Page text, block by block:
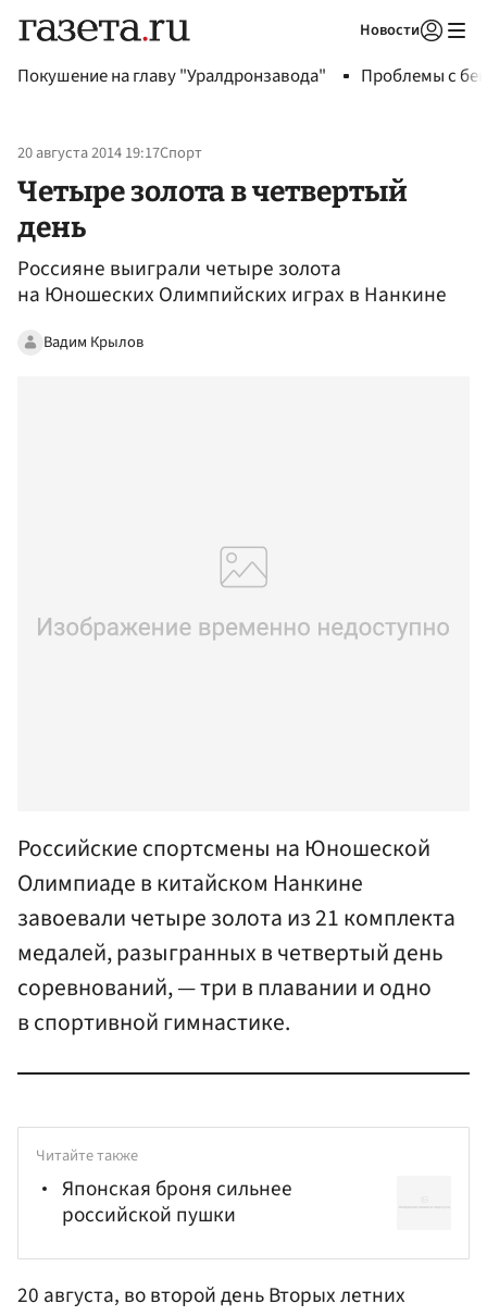
Новости
Покушение на главу "Уралдронзавода" Проблемы с
20 августа 2014 19:17Спорт
Четыре золота в четвертый
день
Россияне выиграли четыре золота
на Юношеских Олимпийских играх в Нанкине
Вадим Крылов
Российские спортсмены на Юношеской
Олимпиаде в китайском Нанкине
завоевали четыре золота из 21 комплекта
медалей, разыгранных в четвертый день
соревнований, — три в плавании и одно
в спортивной гимнастике.
Читайте также
Японская броня сильнее
российской пушки
20 августа, во второй день Вторых летних